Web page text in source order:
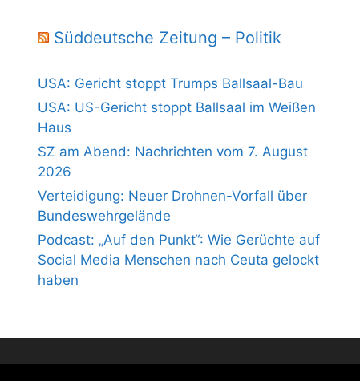
Süddeutsche Zeitung – Politik
USA: Gericht stoppt Trumps Ballsaal-Bau
USA: US-Gericht stoppt Ballsaal im Weißen
Haus
SZ am Abend: Nachrichten vom 7. August
2026
Verteidigung: Neuer Drohnen-Vorfall über
Bundeswehrgelände
Podcast: „Auf den Punkt“: Wie Gerüchte auf
Social Media Menschen nach Ceuta gelockt
haben